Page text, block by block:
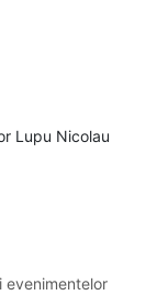
Lupu Nicolau
evenimentelor